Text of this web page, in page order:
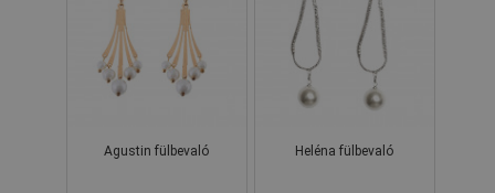
Agustin fülbevaló Heléna fülbevaló